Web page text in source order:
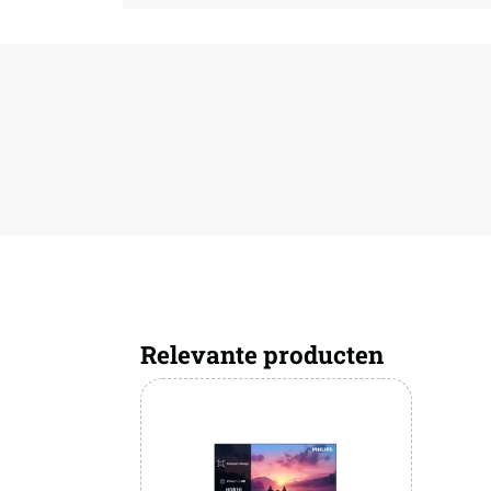
Relevante producten